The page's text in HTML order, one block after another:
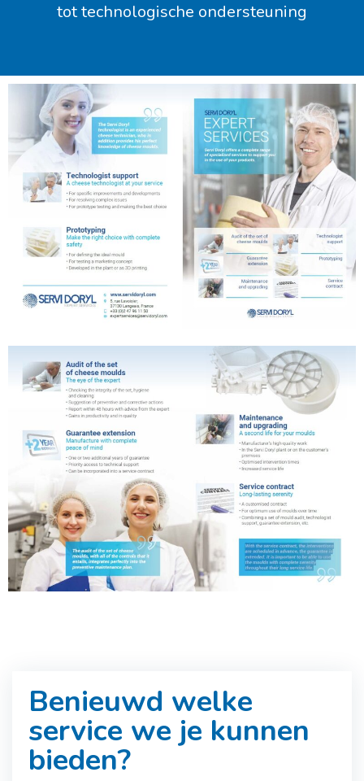
tot technologische ondersteuning
Benieuwd welke
service we je kunnen
bieden?